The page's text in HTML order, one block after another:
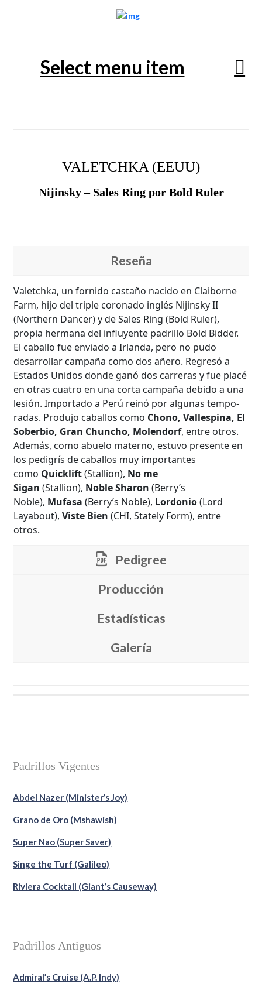
Select menu item
VALETCHKA (EEUU)
Nijinsky – Sales Ring por Bold Ruler
Reseña
Valetchka, un fornido castaño nacido en Claibor­ne
Farm, hijo del triple coronado inglés Nijinsky II
(Northern Dancer) y de Sales Ring (Bold Ruler),
propia hermana del influyente padrillo Bold Bidder.
El caballo fue enviado a Irlanda, pero no pudo
desarrollar campaña como dos añero. Regresó a
Estados Unidos donde ganó dos carreras y fue placé
en otras cuatro en una corta campaña debido a una
lesión. Importado a Perú reinó por algunas tempo­
radas. Produjo caballos como Chono, Vallespina, El
Soberbio, Gran Chuncho, Molendorf, entre otros.
Además, como abuelo materno, estuvo presente en
los pedigrís de caballos muy importantes
como Quicklift(Stallion), No me
Sigan(Stallion), Noble Sharon(Berry’s
Noble), Mufasa(Berry’s Noble), Lordonio(Lord
Layabout),Viste Bien(CHI, Stately Form), entre
otros.
Pedigree
Producción
Estadísticas
Galería
Padrillos Vigentes
Abdel Nazer (Minister’s Joy)
Grano de Oro (Mshawish)
Super Nao (Super Saver)
Singe the Turf (Galileo)
Riviera Cocktail (Giant’s Causeway)
Padrillos Antiguos
Admiral’s Cruise (A.P. Indy)